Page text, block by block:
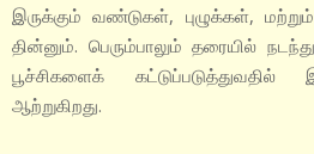
இருக்கும் வண்டுகள், புழுக்கள்,
தின்னும். பெரும்பாலும் தரையில்
பூச்சிகளைக்
ஆற்றுகிறது.